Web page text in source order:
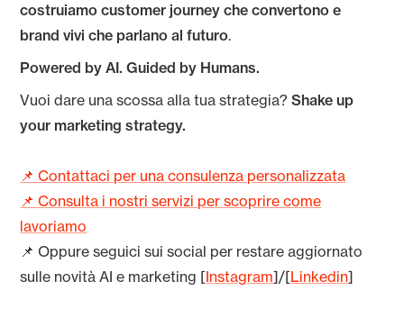
costruiamo customer journey che convertono e
brand vivi che parlano al futuro.
Powered by AI. Guided by Humans.
Vuoi dare una scossa alla tua strategia?Shake up
your marketing strategy.
📌 Contattaci per una consulenza personalizzata
📌 Consulta i nostri servizi per scoprire come
lavoriamo
📌 Oppure seguici sui social per restare aggiornato
sulle novità AI e marketing [Instagram]/[Linkedin]